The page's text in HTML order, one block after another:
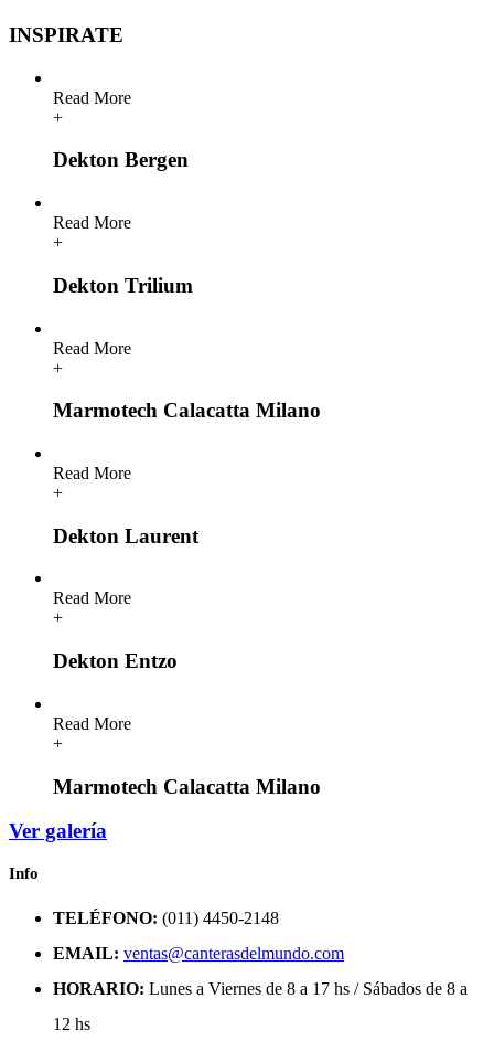
INSPIRATE
Read More
+
Dekton Bergen
Read More
+
Dekton Trilium
Read More
+
Marmotech Calacatta Milano
Read More
+
Dekton Laurent
Read More
+
Dekton Entzo
Read More
+
Marmotech Calacatta Milano
Ver galería
Info
TELÉFONO: (011) 4450-2148
EMAIL: ventas@canterasdelmundo.com
HORARIO: Lunes a Viernes de 8 a 17 hs / Sábados de 8 a
12 hs